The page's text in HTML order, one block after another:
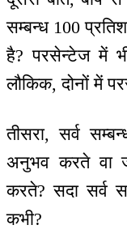
सम्बन्ध 100
है? परसेन्टेज में
लौकिक, दोनों में
तीसरा, सर्व
अनुभव करते वा
करते? सदा सर्व
कभी?